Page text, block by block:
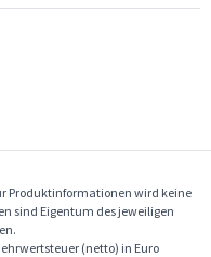
Produktinformationen wird keine
sind Eigentum des jeweiligen
(netto) in Euro